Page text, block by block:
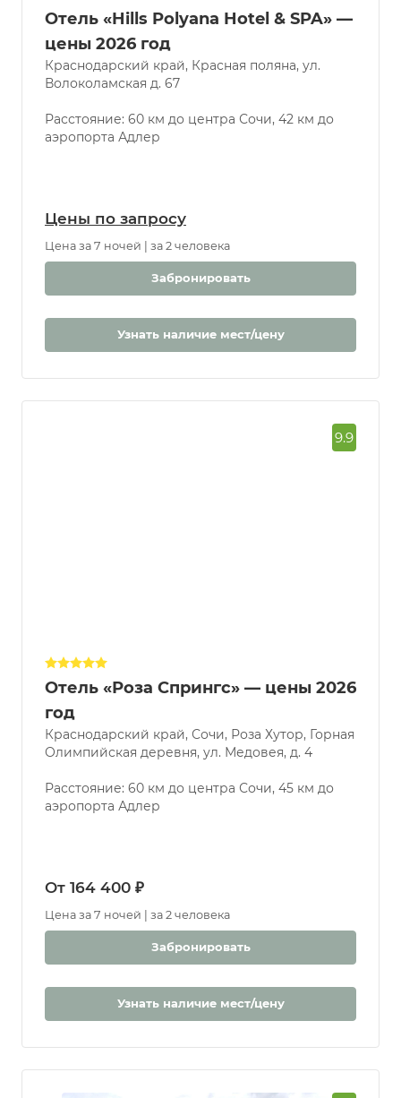
Отель «Hills Polyana Hotel & SPA» —
цены 2026 год
Краснодарский край, Красная поляна, ул.
Волоколамская д. 67
Расстояние: 60 км до центра Сочи, 42 км до
аэропорта Адлер
Цены по запросу
Цена за 7 ночей | за 2 человека
Забронировать
Узнать наличие мест/цену
9.9
Отель «Роза Спрингс» — цены 2026
год
Краснодарский край, Сочи, Роза Хутор, Горная
Олимпийская деревня, ул. Медовея, д. 4
Расстояние: 60 км до центра Сочи, 45 км до
аэропорта Адлер
От 164 400 ₽
Цена за 7 ночей | за 2 человека
Забронировать
Узнать наличие мест/цену